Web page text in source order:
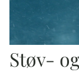
Støv-